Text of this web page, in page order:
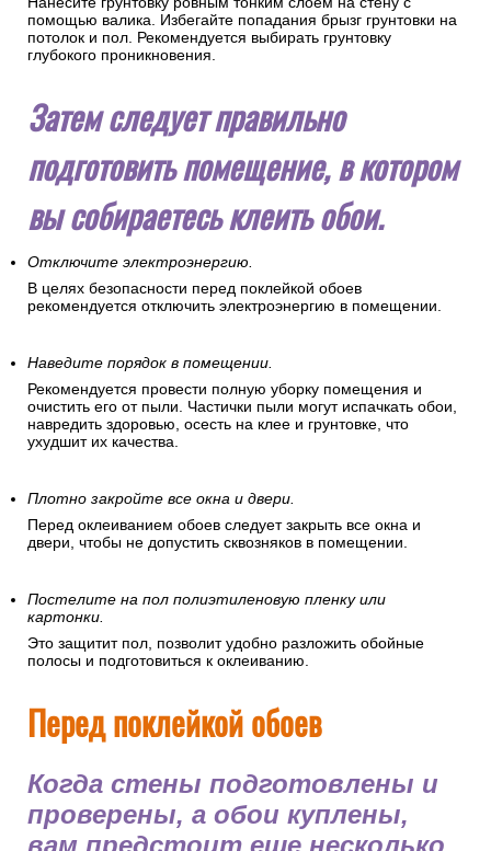
помощью валика. Избегайте попадания брызг грунтовки на
потолок и пол. Рекомендуется выбирать грунтовку
глубокого проникновения.
Затем следует правильно
подготовить помещение, в котором
вы собираетесь клеить обои.
Отключите электроэнергию.
В целях безопасности перед поклейкой обоев
рекомендуется отключить электроэнергию в помещении.
Наведите порядок в помещении.
Рекомендуется провести полную уборку помещения и
очистить его от пыли. Частички пыли могут испачкать обои,
навредить здоровью, осесть на клее и грунтовке, что
ухудшит их качества.
Плотно закройте все окна и двери.
Перед оклеиванием обоев следует закрыть все окна и
двери, чтобы не допустить сквозняков в помещении.
Постелите на пол полиэтиленовую пленку или
картонки.
Это защитит пол, позволит удобно разложить обойные
полосы и подготовиться к оклеиванию.
Перед поклейкой обоев
Когда стены подготовлены и
проверены, а обои куплены,